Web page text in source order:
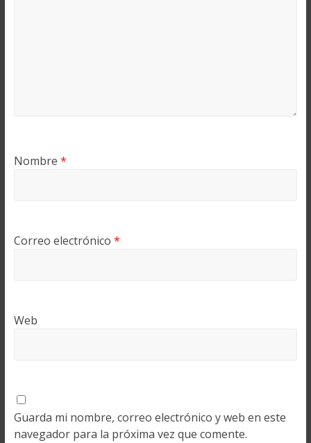
Nombre *
Correo electrónico *
Web
Guarda mi nombre, correo electrónico y web en este
navegador para la próxima vez que comente.